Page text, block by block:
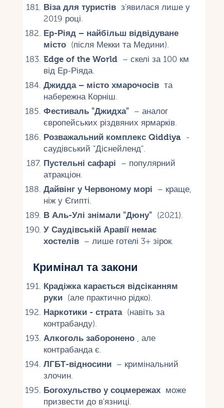
Віза для туристівз'явилася лише у
2019 році.
Ер-Ріяд – найбільш відвідуване
місто(після Мекки та Медини).
Edge of the World– скелі за 100 км
від Ер-Ріяда.
Джидда – місто хмарочосівта
набережна Корніш.
Фестиваль "Джидха"– аналог
європейських різдвяних ярмарків.
Розважальний комплекс Qiddiya-
саудівський "Діснейленд".
Пустельні сафарі – популярний
атракціон.
Дайвінг у Червоному морі – краще,
ніж у Єгипті.
В Аль-Улі знімали "Дюну"(2021).
У Саудівській Аравії немає
хостелів– лише готелі 3+ зірок.
Кримінал та закони
Крадіжка карається відсіканням
руки(але практично рідко).
Наркотики - страта(навіть за
контрабанду).
Алкоголь заборонено, але
контрабанда є.
ЛГБТ-відносини– кримінальний
злочин.
Богохульство у соцмережахможе
призвести до в'язниці.